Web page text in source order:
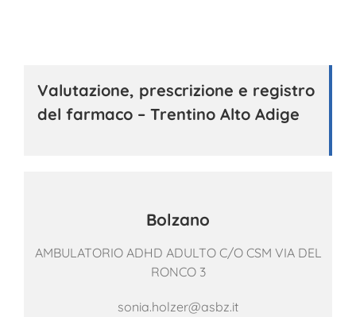
Valutazione, prescrizione e registro
del farmaco – Trentino Alto Adige
Bolzano
AMBULATORIO ADHD ADULTO C/O CSM VIA DEL
RONCO 3
sonia.holzer@asbz.it